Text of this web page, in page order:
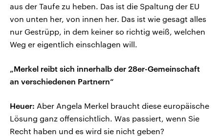
aus der Taufe zu heben. Das ist die Spaltung der EU
von unten her, von innen her. Das ist wie gesagt alles
nur Gestrüpp, in dem keiner so richtig weiß, welchen
Weg er eigentlich einschlagen will.
„Merkel reibt sich innerhalb der 28er-Gemeinschaft
an verschiedenen Partnern“
Heuer: Aber Angela Merkel braucht diese europäische
Lösung ganz offensichtlich. Was passiert, wenn Sie
Recht haben und es wird sie nicht geben?